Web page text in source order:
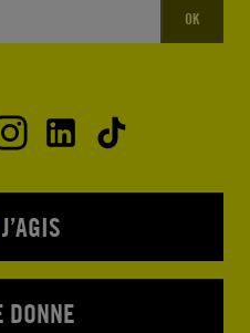
OK
J’AGIS
DONNE